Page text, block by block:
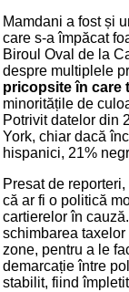
Mamdani a fost și
care s-a împăcat
Biroul Oval de la
despre multiplele
pricopsite în care
minoritățile de
Potrivit datelor din
York, chiar dacă
hispanici, 21%
Presat de
că ar fi o politică
cartierelor în
schimbarea
zone, pentru a le
demarcație între
stabilit, fiind